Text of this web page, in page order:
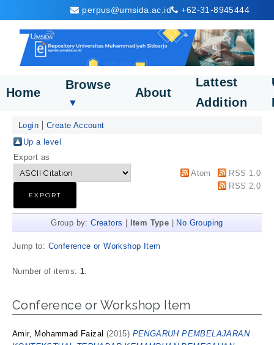
perpus@umsida.ac.id +62-31-8945444
Home
Browse
▼
About
Lattest
Addition
Login
Create Account
Up a level
Export as
Atom
RSS 1.0
RSS 2.0
Group by:Creators Item Type No Grouping
Jump to: Conference or Workshop Item
Number of items: 1.
Conference or Workshop Item
Amir, Mohammad Faizal (2015) PENGARUH PEMBELAJARAN